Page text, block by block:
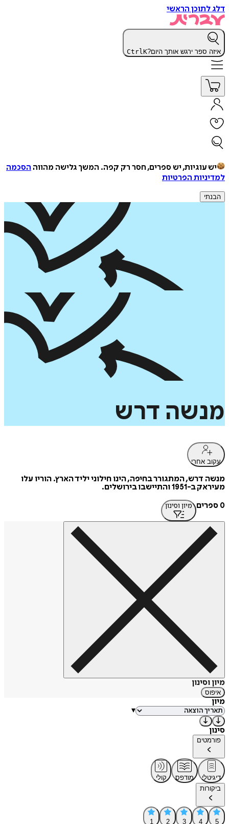
דלג לתוכן הראשי
איזה ספר ירגש אותך היום? CtrlK
יש עוגיות, יש ספרים, חסר רק קפה. המשך גלישה מהווה הסכמה
למדיניות הפרטיות
הבנתי
מנשה דרש
עקוב אחרי
מנשה דרש, המתגורר בחיפה, הינו חילוני יליד הארץ. הוריו עלו
מעיראק ב-1951 והתיישבו בירושלים.
0 ספרים
מיון וסינון
מיון וסינון
איפוס
מיון
▾
סינון
פורמטים
דיגיטלי מודפס
קולי
ביקורות
5
4
3
2
1